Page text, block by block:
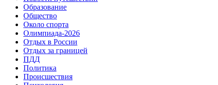
Образование
Общество
Около спорта
Олимпиада-2026
Отдых в России
Отдых за границей
ПДД
Политика
Происшествия